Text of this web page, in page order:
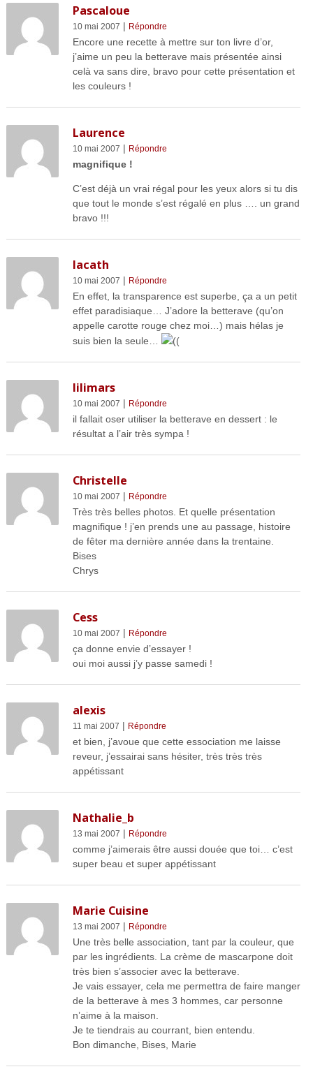
Pascaloue
10 mai 2007 | Répondre
Encore une recette à mettre sur ton livre d’or,
j’aime un peu la betterave mais présentée ainsi
celà va sans dire, bravo pour cette présentation et
les couleurs !
Laurence
10 mai 2007 | Répondre
magnifique !
C’est déjà un vrai régal pour les yeux alors si tu dis
que tout le monde s’est régalé en plus …. un grand
bravo !!!
lacath
10 mai 2007 | Répondre
En effet, la transparence est superbe, ça a un petit
effet paradisiaque… J’adore la betterave (qu’on
appelle carotte rouge chez moi…) mais hélas je
suis bien la seule…
((
lilimars
10 mai 2007 | Répondre
il fallait oser utiliser la betterave en dessert : le
résultat a l’air très sympa !
Christelle
10 mai 2007 | Répondre
Très très belles photos. Et quelle présentation
magnifique ! j’en prends une au passage, histoire
de fêter ma dernière année dans la trentaine.
Bises
Chrys
Cess
10 mai 2007 | Répondre
ça donne envie d’essayer !
oui moi aussi j’y passe samedi !
alexis
11 mai 2007 | Répondre
et bien, j’avoue que cette essociation me laisse
reveur, j’essairai sans hésiter, très très très
appétissant
Nathalie_b
13 mai 2007 | Répondre
comme j’aimerais être aussi douée que toi… c’est
super beau et super appétissant
Marie Cuisine
13 mai 2007 | Répondre
Une très belle association, tant par la couleur, que
par les ingrédients. La crème de mascarpone doit
très bien s’associer avec la betterave.
Je vais essayer, cela me permettra de faire manger
de la betterave à mes 3 hommes, car personne
n’aime à la maison.
Je te tiendrais au courrant, bien entendu.
Bon dimanche, Bises, Marie